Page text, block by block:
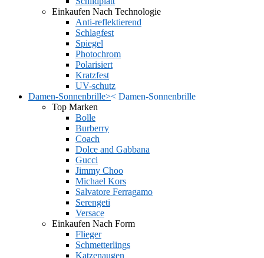
Einkaufen Nach Technologie
Anti-reflektierend
Schlagfest
Spiegel
Photochrom
Polarisiert
Kratzfest
UV-schutz
Damen-Sonnenbrille>< Damen-Sonnenbrille
Top Marken
Bolle
Burberry
Coach
Dolce and Gabbana
Gucci
Jimmy Choo
Michael Kors
Salvatore Ferragamo
Serengeti
Versace
Einkaufen Nach Form
Flieger
Schmetterlings
Katzenaugen